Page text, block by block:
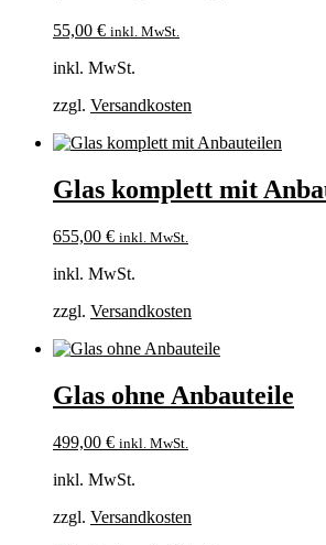
55,00 € inkl. MwSt.
inkl. MwSt.
zzgl. Versandkosten
Glas komplett mit
655,00 € inkl. MwSt.
inkl. MwSt.
zzgl. Versandkosten
Glas ohne Anbauteile
499,00 € inkl. MwSt.
inkl. MwSt.
zzgl. Versandkosten